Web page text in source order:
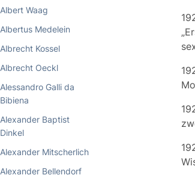
Albert Waag
Albertus Medelein
Albrecht Kossel
Albrecht Oeckl
Alessandro Galli da
Bibiena
Alexander Baptist
Dinkel
Alexander Mitscherlich
Alexander Bellendorf